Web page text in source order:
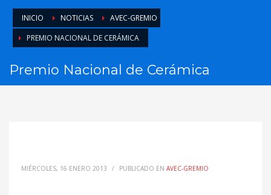
INICIO NOTICIAS
AVEC-GREMIO
PREMIO NACIONAL DE CERÁMICA
Premio Nacional de Cerámica
MIÉRCOLES, 16 ENERO 2013 / PUBLICADO EN AVEC-GREMIO